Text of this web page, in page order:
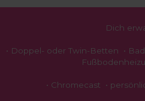
Dich
• Doppel- oder Twin-Betten •
• Chromecast •